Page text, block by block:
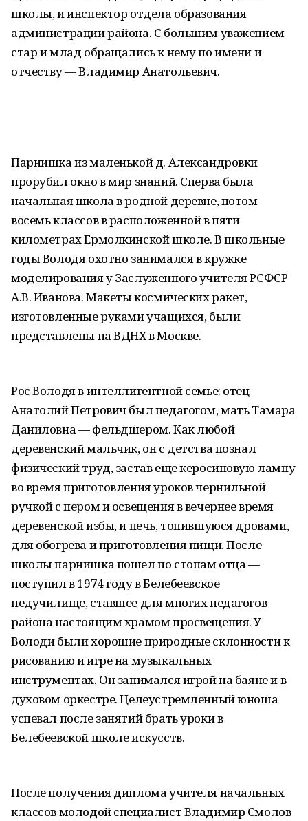
школы, и инспектор отдела образования
администрации района. С большим уважением
стар и млад обращались к нему по имени и
отчеству — Владимир Анатольевич.
Парнишка из маленькой д. Александровки
прорубил окно в мир знаний. Сперва была
начальная школа в родной деревне, потом
восемь классов в расположенной в пяти
километрах Ермолкинской школе. В школьные
годы Володя охотно занимался в кружке
моделирования у Заслуженного учителя РСФСР
А.В. Иванова. Макеты космических ракет,
изготовленные руками учащихся, были
представлены на ВДНХ в Москве.
Рос Володя в интеллигентной семье: отец
Анатолий Петрович был педагогом, мать Тамара
Даниловна — фельдшером. Как любой
деревенский мальчик, он с детства познал
физический труд, застав еще керосиновую лампу
во время приготовления уроков чернильной
ручкой с пером и освещения в вечернее время
деревенской избы, и печь, топившуюся дровами,
для обогрева и приготовления пищи. После
школы парнишка пошел по стопам отца —
поступил в 1974 году в Белебеевское
педучилище, ставшее для многих педагогов
района настоящим храмом просвещения. У
Володи были хорошие природные склонности к
рисованию и игре на музыкальных
инструментах. Он занимался игрой на баяне и в
духовом оркестре. Целеустремленный юноша
успевал после занятий брать уроки в
Белебеевской школе искусств.
После получения диплома учителя начальных
классов молодой специалист Владимир Смолов